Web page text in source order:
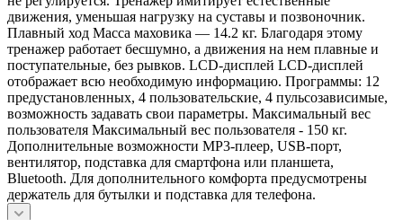
движения, уменьшая нагрузку на суставы и позвоночник.
Плавный ход Масса маховика — 14.2 кг. Благодаря этому
тренажер работает бесшумно, а движения на нем плавные и
поступательные, без рывков. LCD-дисплей LCD-дисплей
отображает всю необходимую информацию. Программы: 12
предустановленных, 4 пользовательские, 4 пульсозависимые,
возможность задавать свои параметры. Максимальный вес
пользователя Максимальный вес пользователя - 150 кг.
Дополнительные возможности MP3-плеер, USB-порт,
вентилятор, подставка для смартфона или планшета,
Bluetooth. Для дополнительного комфорта предусмотрены
держатель для бутылки и подставка для телефона.